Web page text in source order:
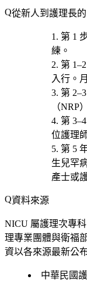
從新人到護理長
第 1
練。
第
入行。
第
（NRP
第
位護理
第 5
生兒罕
產士或
資料來源
NICU 屬護理次專
理專業團體與衛福
資以各來源最新公
中華民國